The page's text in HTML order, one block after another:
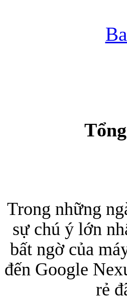
Trong những
sự chú ý lớn
bất ngờ của
đến Google
rẻ